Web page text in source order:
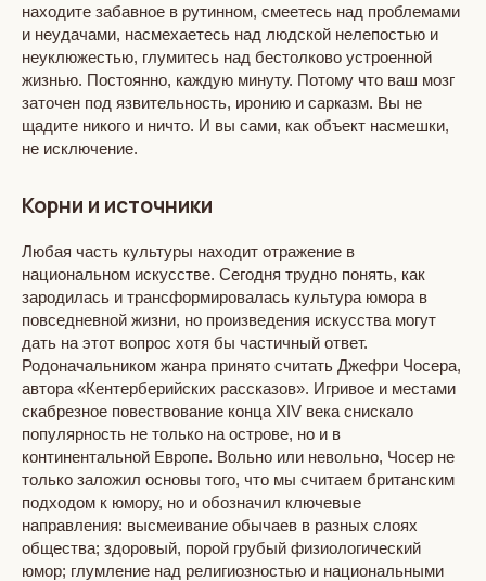
находите забавное в рутинном, смеетесь над проблемами
и неудачами, насмехаетесь над людской нелепостью и
неуклюжестью, глумитесь над бестолково устроенной
жизнью. Постоянно, каждую минуту. Потому что ваш мозг
заточен под язвительность, иронию и сарказм. Вы не
щадите никого и ничто. И вы сами, как объект насмешки,
не исключение.
Корни и источники
Любая часть культуры находит отражение в
национальном искусстве. Сегодня трудно понять, как
зародилась и трансформировалась культура юмора в
повседневной жизни, но произведения искусства могут
дать на этот вопрос хотя бы частичный ответ.
Родоначальником жанра принято считать Джефри Чосера,
автора «Кентерберийских рассказов». Игривое и местами
скабрезное повествование конца XIV века снискало
популярность не только на острове, но и в
континентальной Европе. Вольно или невольно, Чосер не
только заложил основы того, что мы считаем британским
подходом к юмору, но и обозначил ключевые
направления: высмеивание обычаев в разных слоях
общества; здоровый, порой грубый физиологический
юмор; глумление над религиозностью и национальными